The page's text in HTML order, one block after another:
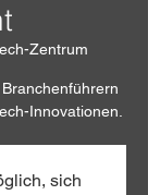
Zentrum
Innovationen.
sich